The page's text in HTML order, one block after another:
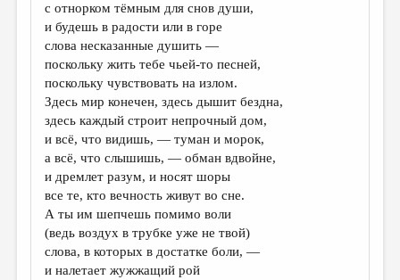
МАЛАЯ ПРОЗА
ЭССЕИСТИКА
ЛИТЕРАТУРОВЕДЕНИЕ
КУЛЬТУРОВЕДЕНИЕ
ПУБЛИЦИСТИКА
РЕЦЕНЗИРОВАНИЕ
ЦИКЛЫ ПУБЛИКАЦИЙ
ТРЕДИАКОВСКИЙ
МЕДИА
с отнорком тёмным для снов души,
и будешь в радости или в горе
слова несказанные душить —
поскольку жить тебе чьей-то песней,
поскольку чувствовать на излом.
Здесь мир конечен, здесь дышит бездна,
здесь каждый строит непрочный дом,
и всё, что видишь, — туман и морок,
а всё, что слышишь, — обман вдвойне,
и дремлет разум, и носят шоры
все те, кто вечность живут во сне.
А ты им шепчешь помимо воли
(ведь воздух в трубке уже не твой)
слова, в которых в достатке боли, —
и налетает жужжащий рой